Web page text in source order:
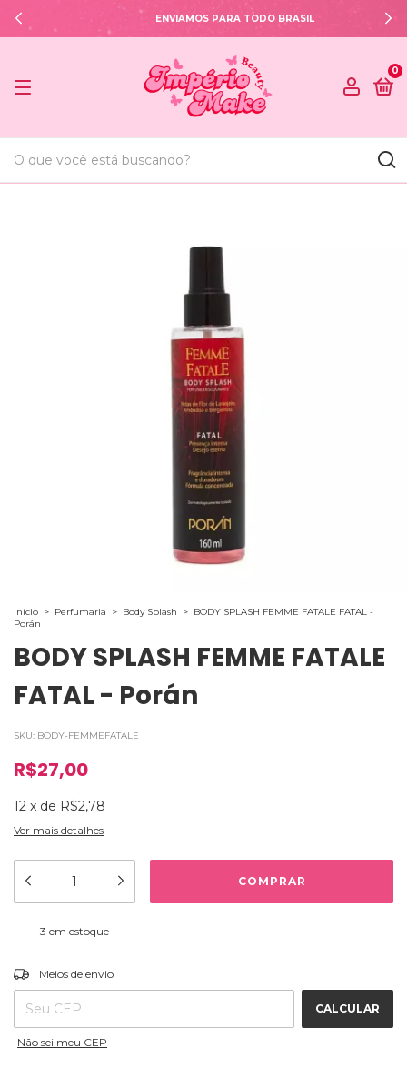
ENVIAMOS PARA TODO BRASIL
0
Início > Perfumaria > Body Splash > BODY SPLASH FEMME FATALE FATAL -
Porán
BODY SPLASH FEMME FATALE
FATAL - Porán
SKU: BODY-FEMMEFATALE
R$27,00
12 x de R$2,78
Ver mais detalhes
3 em estoque
Entregas para o CEP:
Meios de envio
CALCULAR
Não sei meu CEP